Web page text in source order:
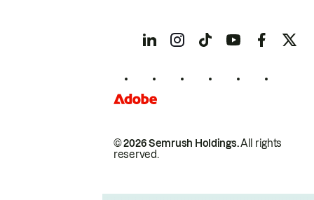
© 2026 Semrush Holdings.All rights
reserved.